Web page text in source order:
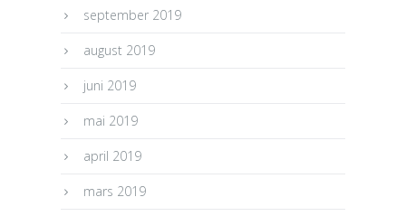
september 2019
august 2019
juni 2019
mai 2019
april 2019
mars 2019